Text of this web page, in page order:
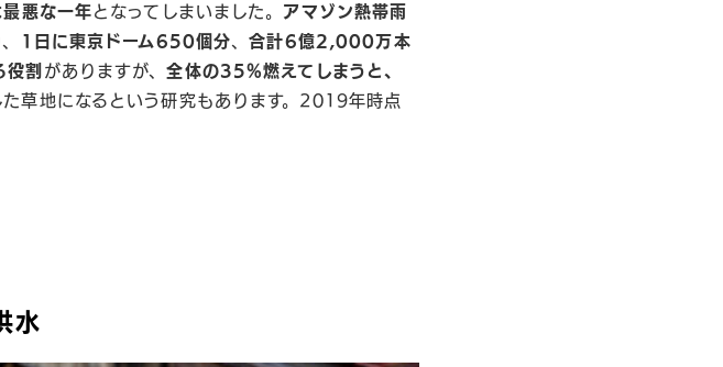
悪な一年 となってしまいました。 アマゾン熱帯雨
1日に東京ドーム650個分、合計6億2,000万本
割 がありますが、全体の35%燃えてしまうと、
た草地になるという研究もあります。2019年時点
水